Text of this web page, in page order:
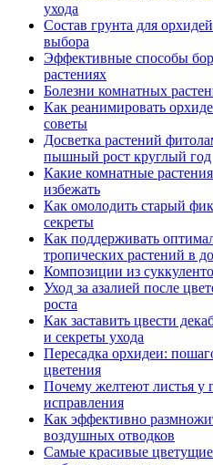
ухода
Состав грунта для
выбора
Эффективные способы
растениях
Болезни комнатных
Как реанимировать
советы
Досветка растений
пышный рост круглый год
Какие комнатные
избежать
Как омолодить старый
секреты
Как поддерживать
тропических растений в
Композиции из
Уход за азалией после
роста
Как заставить цвести
и секреты ухода
Пересадка орхидеи:
цветения
Почему желтеют листья у
исправления
Как эффективно
воздушных отводков
Самые красивые